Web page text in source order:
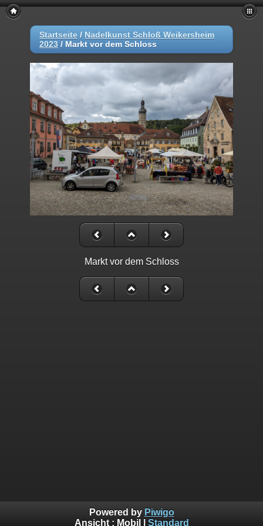
Startseite / Nadelkunst Schloß Weikersheim
2023 / Markt vor dem Schloss
Markt vor dem Schloss
Powered by Piwigo
Ansicht : Mobil Standard